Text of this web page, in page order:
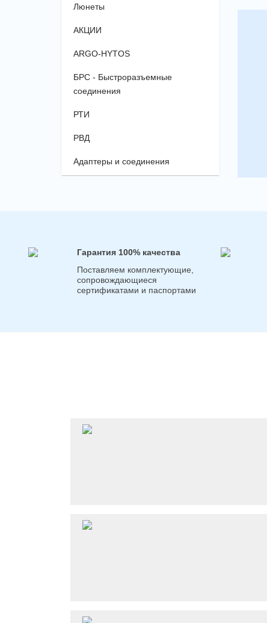
Люнеты
АКЦИИ
ARGO-HYTOS
БРС - Быстроразъемные
соединения
РТИ
РВД
Адаптеры и соединения
Гарантия 100% качества
Поставляем комплектующие,
сопровождающиеся
сертификатами и паспортами